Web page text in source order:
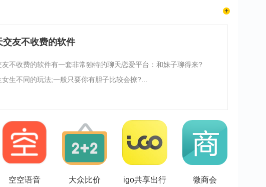
交友不收费的软件
友不收费的软件有一套非常独特的聊天恋爱平台：和妹子聊得来?
生不同的玩法;一般只要你有胆子比较会撩?...
空空语音 大众比价 igo共享出行 微商会